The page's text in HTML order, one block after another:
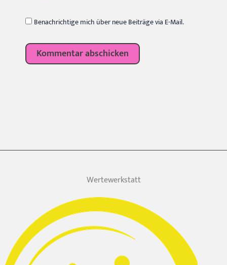
Benachrichtige mich über neue Beiträge via E-Mail.
Wertewerkstatt